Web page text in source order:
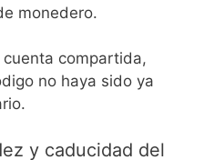
monedero.
compartida,
no haya sido ya
y caducidad del